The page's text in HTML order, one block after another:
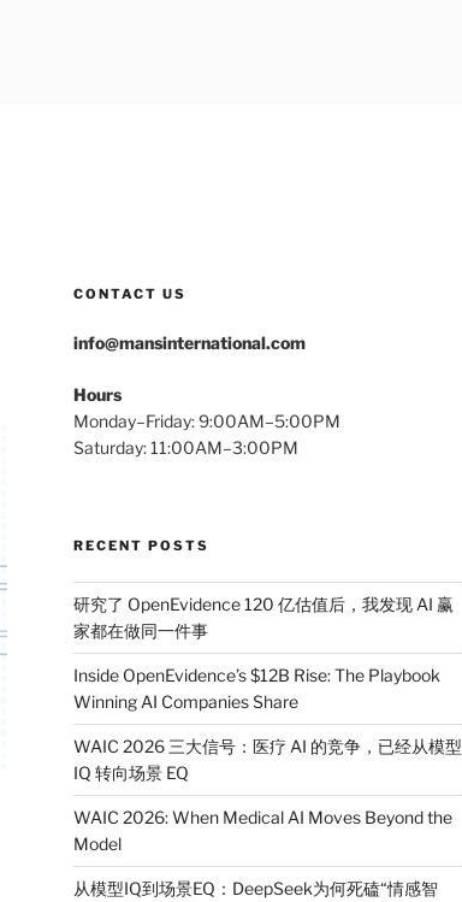
CONTACT US
info@mansinternational.com
Hours
Monday–Friday: 9:00AM–5:00PM
Saturday: 11:00AM–3:00PM
RECENT POSTS
研究了 OpenEvidence 120 亿估值后，我发现 AI 赢
家都在做同一件事
Inside OpenEvidence’s $12B Rise: The Playbook
Winning AI Companies Share
WAIC 2026 三大信号：医疗 AI 的竞争，已经从模型
IQ 转向场景 EQ
WAIC 2026: When Medical AI Moves Beyond the
Model
从模型IQ到场景EQ：DeepSeek为何死磕“情感智